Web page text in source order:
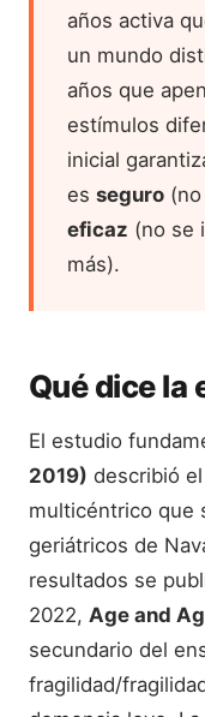
años activa
un mundo
años que
estímulos
inicial
es seguro
eficaz (no se
más).
Qué dice la
El estudio
2019) describió
multicéntrico que
geriátricos de
resultados se
2022, Age and
secundario del
fragilidad/